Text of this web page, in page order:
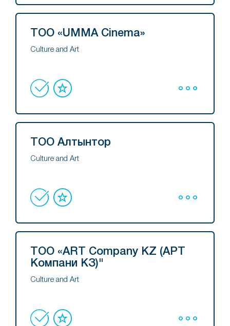
ТОО «UMMA Cinema»
Culture and Art
ТОО Алтынтор
Culture and Art
ТОО «ART Company KZ (АРТ
Компани КЗ)"
Culture and Art